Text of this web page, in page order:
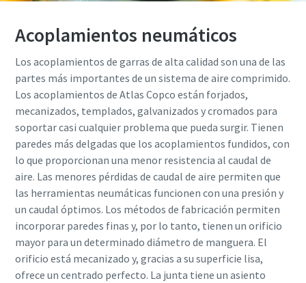
Acoplamientos neumáticos
Los acoplamientos de garras de alta calidad son una de las
partes más importantes de un sistema de aire comprimido.
Los acoplamientos de Atlas Copco están forjados,
mecanizados, templados, galvanizados y cromados para
soportar casi cualquier problema que pueda surgir. Tienen
paredes más delgadas que los acoplamientos fundidos, con
lo que proporcionan una menor resistencia al caudal de
aire. Las menores pérdidas de caudal de aire permiten que
las herramientas neumáticas funcionen con una presión y
un caudal óptimos. Los métodos de fabricación permiten
incorporar paredes finas y, por lo tanto, tienen un orificio
mayor para un determinado diámetro de manguera. El
orificio está mecanizado y, gracias a su superficie lisa,
ofrece un centrado perfecto. La junta tiene un asiento